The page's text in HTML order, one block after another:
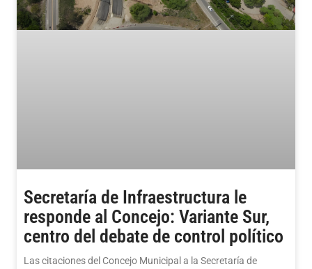
Secretaría de Infraestructura le
responde al Concejo: Variante Sur,
centro del debate de control político
Las citaciones del Concejo Municipal a la Secretaría de